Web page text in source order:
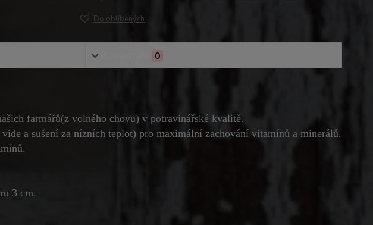
Do oblíbených
0
farmářů(z volného chovu) v potravinářské kvalitě.
a sušení za nízních teplot) pro maximální zachování vitamínů a minerálů.
3 cm.